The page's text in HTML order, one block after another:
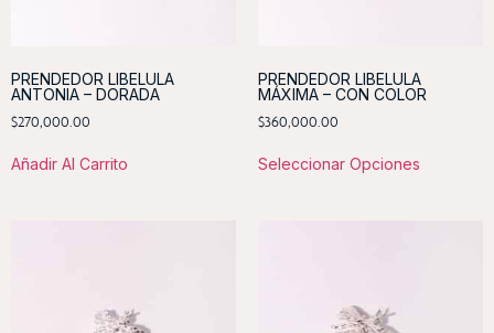
PRENDEDOR LIBELULA
ANTONIA – DORADA
$270,000.00
Añadir Al Carrito
PRENDEDOR LIBELULA
MÁXIMA – CON COLOR
$360,000.00
Seleccionar Opciones